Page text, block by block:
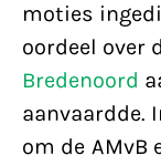
moties
oordeel over
Bredenoord
aanvaardde.
om de AMvB